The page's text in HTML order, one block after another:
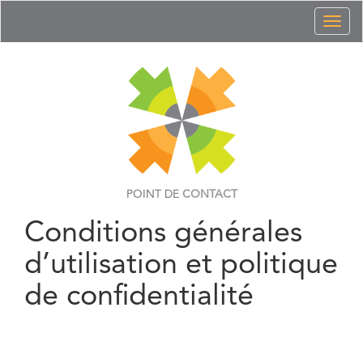
POINT DE CONTACT
Conditions générales
d’utilisation et politique
de confidentialité